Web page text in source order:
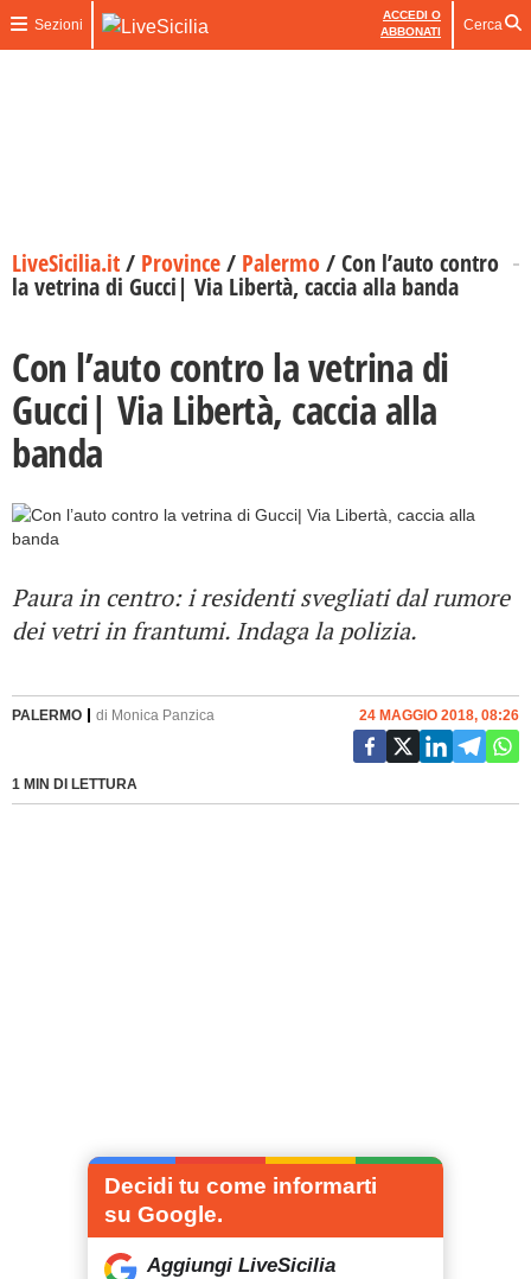
Sezioni
ACCEDI O
ABBONATI
Cerca
LiveSicilia.it/ Province/ Palermo/Con l’auto contro
la vetrina di Gucci| Via Libertà, caccia alla banda
Con l’auto contro la vetrina di
Gucci| Via Libertà, caccia alla
banda
Paura in centro: i residenti svegliati dal rumore
dei vetri in frantumi. Indaga la polizia.
PALERMO di Monica Panzica
1 MIN DI LETTURA
24 MAGGIO 2018, 08:26
Decidi tu come informarti
su Google.
Aggiungi LiveSicilia